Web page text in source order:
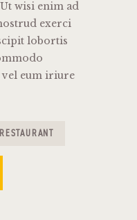
wisi enim ad
exerci
lobortis
vel eum iriure
RESTAURANT